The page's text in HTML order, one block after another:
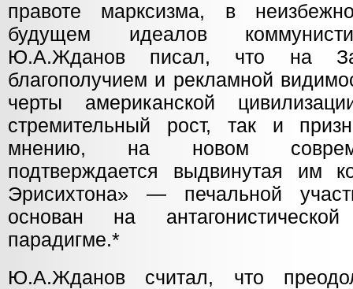
правоте марксизма, в
будущем идеалов
Ю.А.Жданов писал, что на
благополучием и рекламной
черты американской
стремительный рост, так и
мнению, на новом
подтверждается выдвинутая им
Эрисихтона» — печальной
основан на
парадигме.*
Ю.А.Жданов считал, что